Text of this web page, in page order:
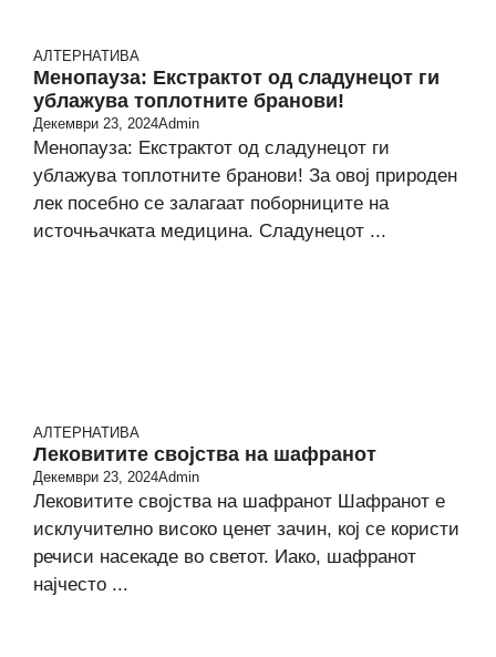
АЛТЕРНАТИВА
Менопауза: Екстрактот од сладунецот ги
ублажува топлотните бранови!
Декември 23, 2024Admin
Менопауза: Екстрактот од сладунецот ги
ублажува топлотните бранови! За овој природен
лек посебно се залагаат поборниците на
источњачката медицина. Сладунецот ...
АЛТЕРНАТИВА
Лековитите својства на шафранот
Декември 23, 2024Admin
Лековитите својства на шафранот Шафранот е
исклучително високо ценет зачин, кој се користи
речиси насекаде во светот. Иако, шафранот
најчесто ...